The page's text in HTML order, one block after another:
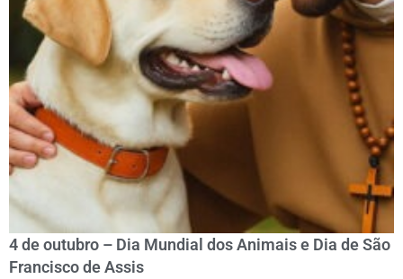
4 de outubro – Dia Mundial dos Animais e Dia de São
Francisco de Assis